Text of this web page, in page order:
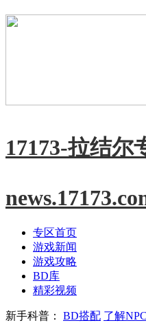
17173-拉结尔
专区首页
游戏新闻
游戏攻略
BD库
精彩视频
新手科普： BD搭配 了解NPC